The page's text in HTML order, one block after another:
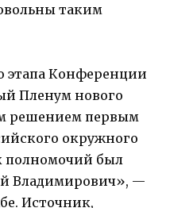
таким
этапа Конференции
Пленум нового
решением первым
окружного
полномочий был
Владимирович», —
Источник,